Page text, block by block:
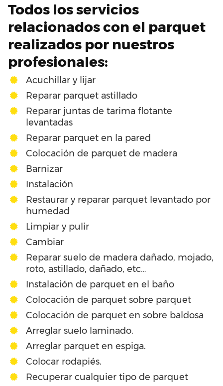
Todos los servicios
relacionados con el parquet
realizados por nuestros
profesionales:
Acuchillar y lijar
Reparar parquet astillado
Reparar juntas de tarima flotante
levantadas
Reparar parquet en la pared
Colocación de parquet de madera
Barnizar
Instalación
Restaurar y reparar parquet levantado por
humedad
Limpiar y pulir
Cambiar
Reparar suelo de madera dañado, mojado,
roto, astillado, dañado, etc…
Instalación de parquet en el baño
Colocación de parquet sobre parquet
Colocación de parquet en sobre baldosa
Arreglar suelo laminado.
Arreglar parquet en espiga.
Colocar rodapiés.
Recuperar cualquier tipo de parquet